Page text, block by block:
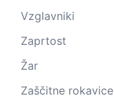
Vzglavniki
Zaprtost
Žar
Zaščitne rokavice